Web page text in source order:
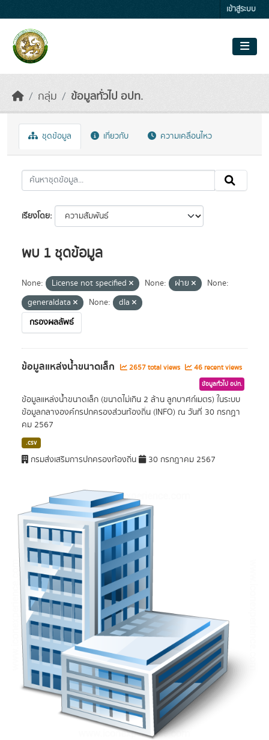
เข้าสู่ระบบ
กลุ่ม ข้อมูลทั่วไป อปท.
ชุดข้อมูล เกี่ยวกับ ความเคลื่อนไหว
เรียงโดย
พบ 1 ชุดข้อมูล
None: License not specified None: ฝาย
None:
generaldata
None:
dla
กรองผลลัพธ์
ข้อมูลแหล่งน้ำขนาดเล็ก 2657 total views 46 recent views
ข้อมูลทั่วไป อปท.
ข้อมูลแหล่งน้ำขนาดเล็ก (ขนาดไม่เกิน 2 ล้าน ลูกบาศก์เมตร) ในระบบ
ข้อมูลกลางองค์กรปกครองส่วนท้องถิ่น (INFO) ณ วันที่ 30 กรกฏา
คม 2567
.csv
กรมส่งเสริมการปกครองท้องถิ่น 30 กรกฎาคม 2567